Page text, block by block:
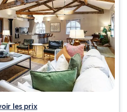
les prix